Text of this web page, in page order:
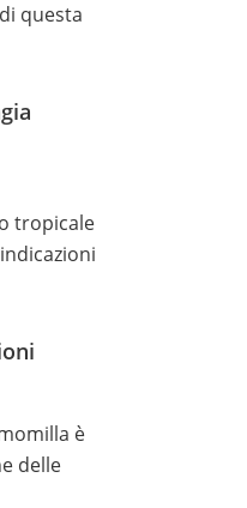
questa
tropicale
è
delle